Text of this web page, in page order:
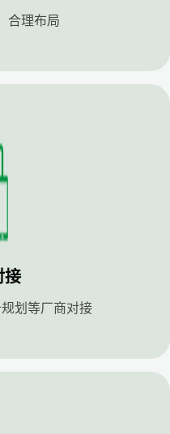
合理布局
接
划等厂商对接